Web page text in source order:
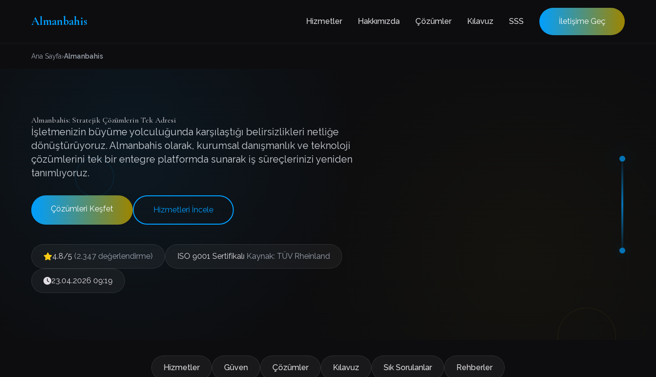
Almanbahis Hizmetler Hakkımızda Çözümler Kılavuz SSS İletişime Geç
Ana Sayfa›Almanbahis
Almanbahis: Stratejik Çözümlerin Tek Adresi
İşletmenizin büyüme yolculuğunda karşılaştığı belirsizlikleri netliğe
dönüştürüyoruz. Almanbahis olarak, kurumsal danışmanlık ve teknoloji
çözümlerini tek bir entegre platformda sunarak iş süreçlerinizi yeniden
tanımlıyoruz.
Çözümleri Keşfet Hizmetleri İncele
4.8/5 (2.347 değerlendirme) ISO 9001 Sertifikalı Kaynak: TÜV Rheinland
23.04.2026 09:19
Hizmetler Güven Çözümler Kılavuz Sık Sorulanlar Rehberler